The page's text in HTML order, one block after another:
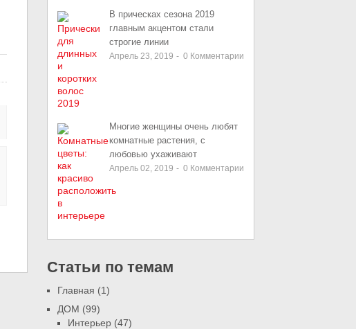
В прическах сезона 2019
главным акцентом стали
строгие линии
Апрель 23, 2019 - 0 Комментарии
Многие женщины очень любят
комнатные растения, с
любовью ухаживают
Апрель 02, 2019 - 0 Комментарии
Статьи по темам
Главная (1)
ДОМ (99)
Интерьер (47)